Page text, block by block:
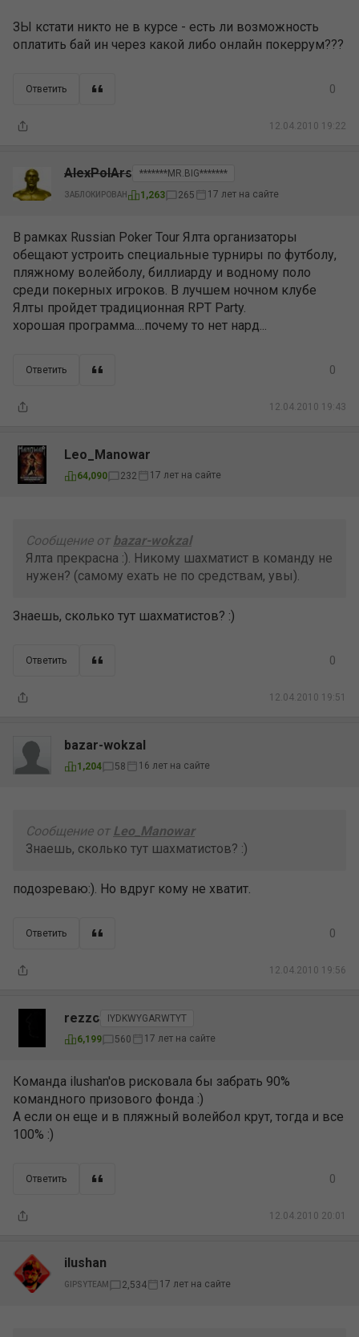
ЗЫ кстати никто не в курсе - есть ли возможность
оплатить бай ин через какой либо онлайн покеррум???
Ответить
12.04.2010 19:22
0
AlexPolArs *******MR.BIG*******
ЗАБЛОКИРОВАН 1,263 265 17 лет на сайте
В рамках Russian Poker Tour Ялта организаторы
обещают устроить специальные турниры по футболу,
пляжному волейболу, биллиарду и водному поло
среди покерных игроков. В лучшем ночном клубе
Ялты пройдет традиционная RPT Party.
хорошая программа....почему то нет нард...
Ответить
12.04.2010 19:43
0
Leo_Manowar
64,090 232 17 лет на сайте
Сообщение от bazar-wokzal
Ялта прекрасна :). Никому шахматист в команду не
нужен? (самому ехать не по средствам, увы).
Знаешь, сколько тут шахматистов? :)
Ответить
12.04.2010 19:51
0
bazar-wokzal
1,204 58 16 лет на сайте
Сообщение от Leo_Manowar
Знаешь, сколько тут шахматистов? :)
подозреваю:). Но вдруг кому не хватит.
Ответить
12.04.2010 19:56
0
rezzo
IYDKWYGARWTYT
6,199
560 17 лет на сайте
Команда ilushan'ов рисковала бы забрать 90%
командного призового фонда :)
А если он еще и в пляжный волейбол крут, тогда и все
100% :)
Ответить
12.04.2010 20:01
0
ilushan
GIPSYTEAM 2,534 17 лет на сайте